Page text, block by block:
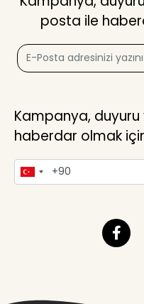
posta ile
Kampanya,
haberdar olmak